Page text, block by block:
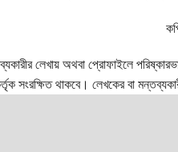
লেখায় অথবা প্রোফাইলে
সংরক্ষিত থাকবে। লেখকের বা